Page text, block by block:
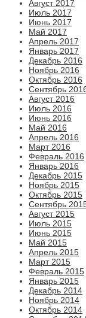
Август 2017
Июль 2017
Июнь 2017
Май 2017
Апрель 2017
Январь 2017
Декабрь 2016
Ноябрь 2016
Октябрь 2016
Сентябрь
Август 2016
Июль 2016
Июнь 2016
Май 2016
Апрель 2016
Март 2016
Февраль 2016
Январь 2016
Декабрь 2015
Ноябрь 2015
Октябрь 2015
Сентябрь
Август 2015
Июль 2015
Июнь 2015
Май 2015
Апрель 2015
Март 2015
Февраль 2015
Январь 2015
Декабрь 2014
Ноябрь 2014
Октябрь 2014